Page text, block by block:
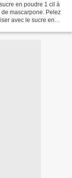
en poudre 1 cil à
mascarpone. Pelez
avec le sucre en